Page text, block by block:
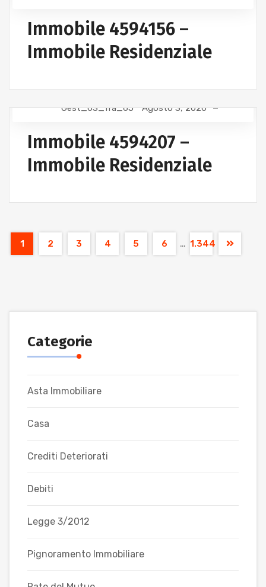
Immobile 4594156 –
Immobile Residenziale
Gest_63_fra_65 Agosto 3, 2026
Immobile 4594207 –
Immobile Residenziale
1 2 3 4 5 6 … 1.344
Categorie
Asta Immobiliare
Casa
Crediti Deteriorati
Debiti
Legge 3/2012
Pignoramento Immobiliare